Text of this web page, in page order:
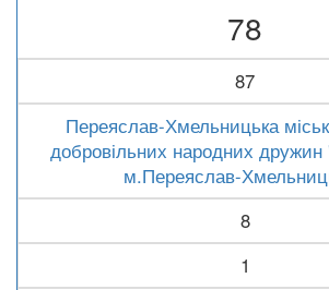
78
87
Переяслав-Хмельницька
добровільних народних
м.Переяслав-
8
1